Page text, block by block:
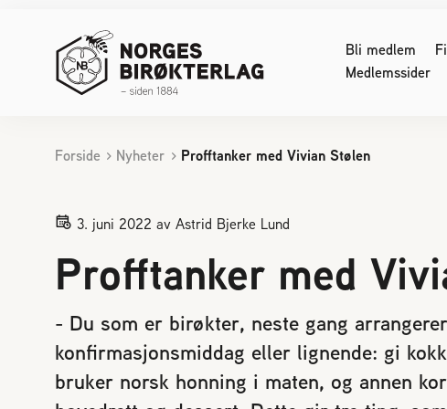
Bli medlem
Medlemssider
Starte med birøkt
Biene svermer
Bier kan skape konflikt
Reaksjon på bistikk
Bienes produkter
Bifolkets sammensetning
Birøktens historie
Sjekkliste for
Økologisk
Driftsteknikk
Sykdom hos
Døde eller
Forside Nyheter Profftanker med Vivian Stølen
3. juni 2022 av Astrid Bjerke Lund
Profftanker med
- Du som er birøkter, neste gang
konfirmasjonsmiddag eller lignende: gi
bruker norsk honning i maten, og annen